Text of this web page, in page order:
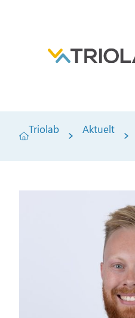
Triolab Aktuelt